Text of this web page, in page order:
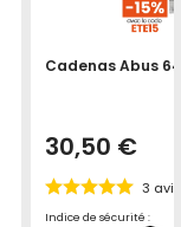
Cadenas Abus
30,50 €
3 avis
Indice de sécurité :